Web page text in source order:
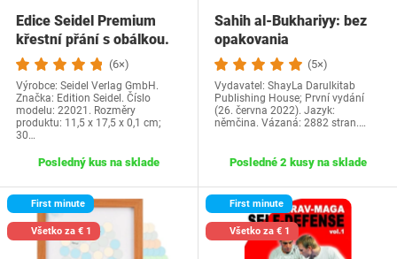
Edice Seidel Premium
křestní přání s obálkou.
Přání ke křtu…(6×)
Výrobce: Seidel Verlag GmbH.
Značka: Edition Seidel. Číslo
modelu: 22021. Rozměry
produktu: 11,5 x 17,5 x 0,1 cm;
30…
Posledný kus na sklade
Sahih al-Bukhariyy: bez
opakovania
(5×)
Vydavatel: ShayLa Darulkitab
Publishing House; První vydání
(26. června 2022). Jazyk:
němčina. Vázaná: 2882 stran.…
Posledné 2 kusy na sklade
First minute
Všetko za € 1
First minute
Všetko za € 1